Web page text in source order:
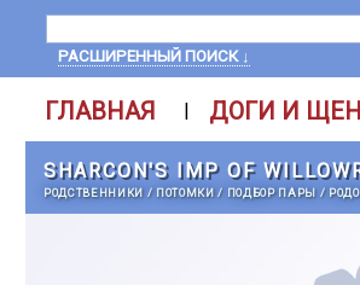
РАСШИРЕННЫЙ ПОИСК ↓
ГЛАВНАЯ | ДОГИ И
SHARCON'S IMP OF
РОДСТВЕННИКИ / ПОТОМКИ/ ПОДБОР ПАРЫ /